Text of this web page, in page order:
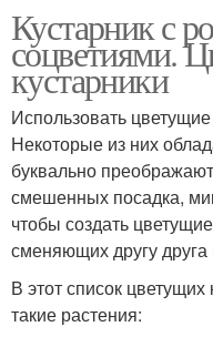
Кустарник с
соцветиями.
кустарники
Использовать
Некоторые из них
буквально
смешенных посадка,
чтобы создать
сменяющих другу
В этот список
такие растения: